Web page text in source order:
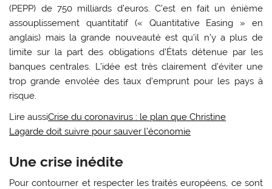
(PEPP) de 750 milliards d’euros. C’est en fait un énième
assouplissement quantitatif (« Quantitative Easing » en
anglais) mais la grande nouveauté est qu’il n’y a plus de
limite sur la part des obligations d’États détenue par les
banques centrales. L’idée est très clairement d’éviter une
trop grande envolée des taux d’emprunt pour les pays à
risque.
Lire aussiCrise du coronavirus : le plan que Christine
Lagarde doit suivre pour sauver l’économie
Une crise inédite
Pour contourner et respecter les traités européens, ce sont